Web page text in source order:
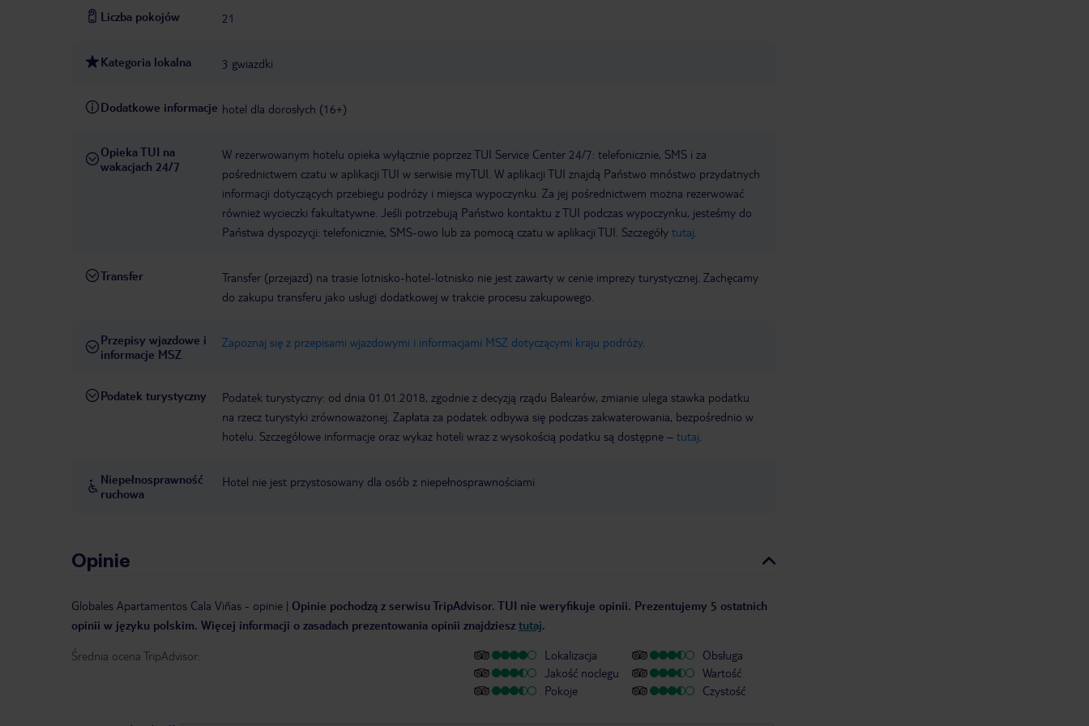
Liczba pokojów 21
Kategoria lokalna 3 gwiazdki
Dodatkowe informacje hotel dla dorosłych (16+)
Opieka TUI na
wakacjach 24/7
W rezerwowanym hotelu opieka wyłącznie poprzez TUI Service Center 24/7: telefonicznie, SMS i za
pośrednictwem czatu w aplikacji TUI w serwisie myTUI. W aplikacji TUI znajdą Państwo mnóstwo przydatnych
informacji dotyczących przebiegu podróży i miejsca wypoczynku. Za jej pośrednictwem można rezerwować
również wycieczki fakultatywne. Jeśli potrzebują Państwo kontaktu z TUI podczas wypoczynku, jesteśmy do
Państwa dyspozycji: telefonicznie, SMS-owo lub za pomocą czatu w aplikacji TUI. Szczegóły tutaj
Transfer
Transfer (przejazd) na trasie lotnisko-hotel-lotnisko nie jest zawarty w cenie imprezy turystycznej. Zachęcamy
do zakupu transferu jako usługi dodatkowej w trakcie procesu zakupowego.
Przepisy wjazdowe i
informacje MSZ
Zapoznaj się z przepisami wjazdowymi i informacjami MSZ dotyczącymi kraju podróży.
Podatek turystyczny
Podatek turystyczny: od dnia 01.01.2018, zgodnie z decyzją rządu Balearów, zmianie ulega stawka podatku
na rzecz turystyki zrównoważonej. Zapłata za podatek odbywa się podczas zakwaterowania, bezpośrednio w
hotelu. Szczegółowe informacje oraz wykaz hoteli wraz z wysokością podatku są dostępne – tutaj
Niepełnosprawność
ruchowa
Hotel nie jest przystosowany dla osób z niepełnosprawnościami
Opinie
Globales Apartamentos Cala Viñas - opinie | Opinie pochodzą z serwisu TripAdvisor. TUI nie weryfikuje opinii. Prezentujemy 5 ostatnich
opinii w języku polskim. Więcej informacji o zasadach prezentowania opinii znajdziesz tutaj.
Średnia ocena TripAdvisor:
Lokalizacja
Jakość noclegu
Pokoje
Obsługa
Wartość
Czystość